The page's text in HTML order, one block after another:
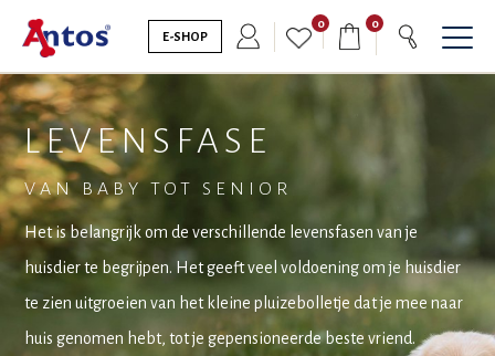
E-SHOP
0 0
LEVENSFASE
VAN BABY TOT SENIOR
Het is belangrijk om de verschillende levensfasen van je
huisdier te begrijpen. Het geeft veel voldoening om je huisdier
te zien uitgroeien van het kleine pluizebolletje dat je mee naar
huis genomen hebt, tot je gepensioneerde beste vriend.